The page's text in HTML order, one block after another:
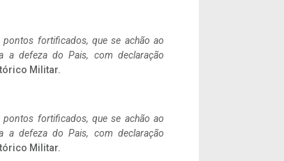
fortificados, que se achão ao
a defeza do Pais, com declaração
Militar.
fortificados, que se achão ao
a defeza do Pais, com declaração
Militar.